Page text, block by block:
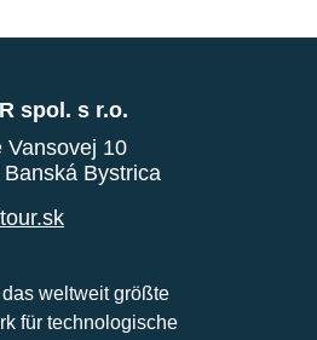
spol. s r.o.
Vansovej 10
Bystrica
weltweit größte
für technologische